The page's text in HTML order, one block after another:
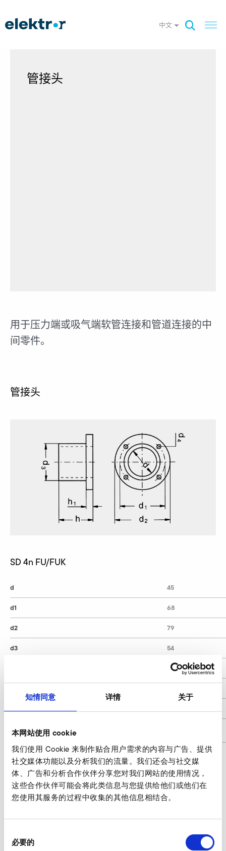
知情同意 详情 关于
本网站使用 cookie
我们使用 Cookie 来制作贴合用户需求的内容与广告、提供
社交媒体功能以及分析我们的流量。我们还会与社交媒
体、广告和分析合作伙伴分享您对我们网站的使用情况，
这些合作伙伴可能会将此类信息与您提供给他们或他们在
您使用其服务的过程中收集的其他信息相结合。
必要的
中文
管接头
用于压力端或吸气端软管连接和管道连接的中
间零件。
管接头
SD 4n FU/FUK
d
d1
d2
d3
h1
商品编号
45
68
79
54
5,5
管接头 询价
我们的专家乐于为您服务。